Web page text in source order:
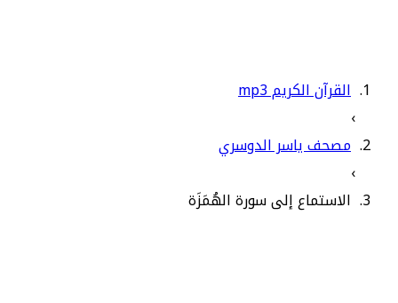
القرآن الكريم mp3
›
مصحف ياسر الدوسري
›
الاستماع إلى سورة الهُمَزَة